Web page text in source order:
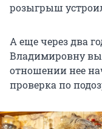
розыгрыш
А еще через два
Владимировну
отношении нее
проверка по